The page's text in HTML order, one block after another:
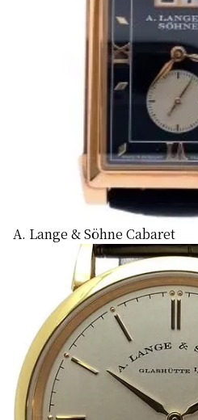
A. Lange & Söhne Cabaret